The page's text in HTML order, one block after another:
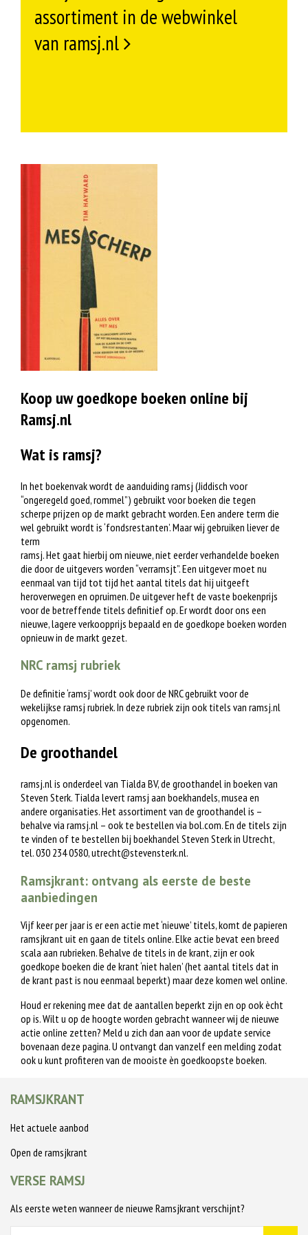
assortiment in de webwinkel
van ramsj.nl
Koop uw goedkope boeken online bij
Ramsj.nl
Wat is ramsj?
In het boekenvak wordt de aanduiding ramsj (Jiddisch voor
“ongeregeld goed, rommel”) gebruikt voor boeken die tegen
scherpe prijzen op de markt gebracht worden. Een andere term die
wel gebruikt wordt is ‘fondsrestanten’. Maar wij gebruiken liever de
term
ramsj. Het gaat hierbij om nieuwe, niet eerder verhandelde boeken
die door de uitgevers worden “verramsjt”. Een uitgever moet nu
eenmaal van tijd tot tijd het aantal titels dat hij uitgeeft
heroverwegen en opruimen. De uitgever heft de vaste boekenprijs
voor de betreffende titels definitief op. Er wordt door ons een
nieuwe, lagere verkoopprijs bepaald en de goedkope boeken worden
opnieuw in de markt gezet.
NRC ramsj rubriek
De definitie ‘ramsj’ wordt ook door de NRC gebruikt voor de
wekelijkse ramsj rubriek. In deze rubriek zijn ook titels van ramsj.nl
opgenomen.
De groothandel
ramsj.nl is onderdeel van Tialda BV, de groothandel in boeken van
Steven Sterk. Tialda levert ramsj aan boekhandels, musea en
andere organisaties. Het assortiment van de groothandel is –
behalve via ramsj.nl – ook te bestellen via bol.com. En de titels zijn
te vinden of te bestellen bij boekhandel Steven Sterk in Utrecht,
tel. 030 234 0580,utrecht@stevensterk.nl.
Ramsjkrant: ontvang als eerste de beste
aanbiedingen
Vijf keer per jaar is er een actie met ‘nieuwe’ titels, komt de papieren
ramsjkrant uit en gaan de titels online. Elke actie bevat een breed
scala aan rubrieken. Behalve de titels in de krant, zijn er ook
goedkope boeken die de krant ‘niet halen’ (het aantal titels dat in
de krant past is nou eenmaal beperkt) maar deze komen wel online.
Houd er rekening mee dat de aantallen beperkt zijn en op ook ècht
op is. Wilt u op de hoogte worden gebracht wanneer wij de nieuwe
actie online zetten? Meld u zich dan aan voor de update service
bovenaan deze pagina. U ontvangt dan vanzelf een melding zodat
ook u kunt profiteren van de mooiste èn goedkoopste boeken.
RAMSJKRANT
Het actuele aanbod
Open de ramsjkrant
VERSE RAMSJ
Als eerste weten wanneer de nieuwe Ramsjkrant verschijnt?